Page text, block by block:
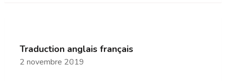
Traduction anglais français
2 novembre 2019